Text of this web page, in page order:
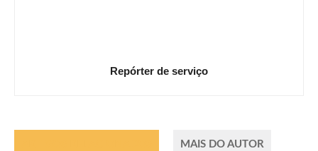
Repórter de serviço
MAIS DO AUTOR